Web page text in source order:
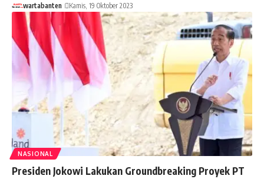
wartabanten Kamis, 19 Oktober 2023
NASIONAL
Presiden Jokowi Lakukan Groundbreaking Proyek PT